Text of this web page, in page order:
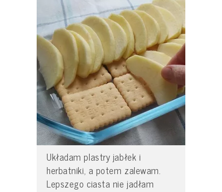
Układam plastry jabłek i
herbatniki, a potem zalewam.
Lepszego ciasta nie jadłam